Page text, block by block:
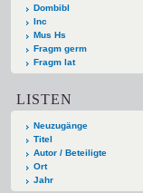
Dombibl
Inc
Mus Hs
Fragm germ
Fragm lat
LISTEN
Neuzugänge
Titel
Autor / Beteiligte
Ort
Jahr